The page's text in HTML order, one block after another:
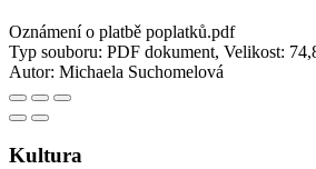
Oznámení o platbě poplatků.pdf
Typ souboru: PDF dokument, Velikost:
Autor: Michaela Suchomelová
Kultura